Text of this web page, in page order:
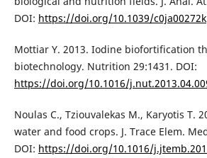
DOI: https://doi.org/10.1039/c0ja00272k
Mottiar Y. 2013. Iodine biofortification
biotechnology. Nutrition 29:1431. DOI:
https://doi.org/10.1016/
Noulas C., Tziouvalekas M., Karyotis T.
water and food crops. J. Trace Elem.
DOI: https://doi.org/10.1016/